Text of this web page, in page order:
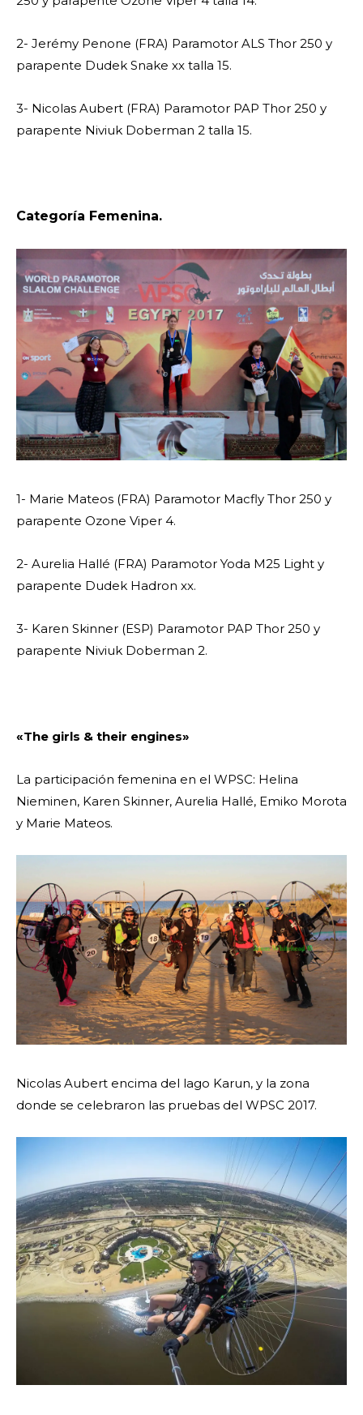
2- Jerémy Penone (FRA) Paramotor ALS Thor 250 y
parapente Dudek Snake xx talla 15.
3- Nicolas Aubert (FRA) Paramotor PAP Thor 250 y
parapente Niviuk Doberman 2 talla 15.
Categoría Femenina.
1- Marie Mateos (FRA) Paramotor Macfly Thor 250 y
parapente Ozone Viper 4.
2- Aurelia Hallé (FRA) Paramotor Yoda M25 Light y
parapente Dudek Hadron xx.
3- Karen Skinner (ESP) Paramotor PAP Thor 250 y
parapente Niviuk Doberman 2.
«The girls & their engines»
La participación femenina en el WPSC: Helina
Nieminen, Karen Skinner, Aurelia Hallé, Emiko Morota
y Marie Mateos.
Nicolas Aubert encima del lago Karun, y la zona
donde se celebraron las pruebas del WPSC 2017.